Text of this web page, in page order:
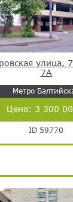
улица,
7А
Метро
Цена: 3 300
ID 59770